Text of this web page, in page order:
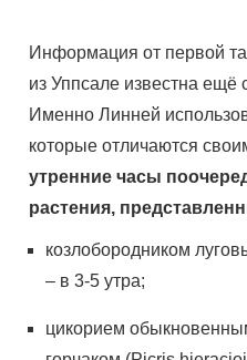
Информация от первой
из Уппсале известна
Именно Линней
которые отличаются
утренние часы
растения,
козлобородником
– в 3-5 утра;
цикорием